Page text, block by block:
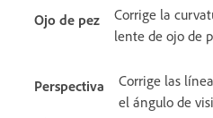
Ojo de pez
Corrige la
lente de ojo de
Perspectiva
Corrige las
el ángulo de